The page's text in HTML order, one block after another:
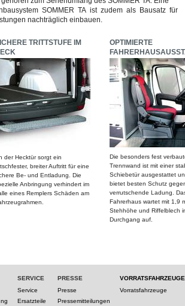
SOMMER TA ist zudem als Bausatz für
nachträglich einbauen.
TRITTSTUFE IM
der Hecktür sorgt ein
breiter Auftritt für eine
Be- und Entladung. Die
Anbringung verhindert im
eines Remplers Schäden am
OPTIMIERTE
Die besonders fest
Trennwand ist mit einer
Schiebetür ausgestattet
bietet besten Schutz
verrutschende Ladung.
Fahrerhaus wartet mit 1,9
Stehhöhe und Riffelblech
Durchgang auf.
SERVICE
Service
Ersatzteile
PRESSE
Presse
Pressemitteilungen
VORRATSFAHRZEUGE
Vorratsfahrzeuge